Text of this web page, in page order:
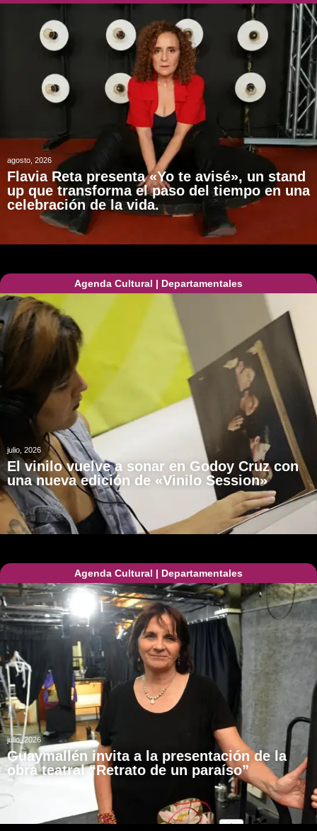
agosto, 2026
Flavia Reta presenta «Yo te avisé», un stand
up que transforma el paso del tiempo en una
celebración de la vida.
Agenda Cultural | Departamentales
julio, 2026
El vinilo vuelve a sonar en Godoy Cruz con
una nueva edición de «Vinilo Session»
Agenda Cultural | Departamentales
julio, 2026
Guaymallén invita a la presentación de la
obra teatral “Retrato de un paraíso”